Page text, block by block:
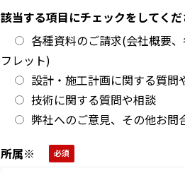
該当する項目にチェックをしてくだ
各種資料のご請求(会社概要
フレット)
設計・施工計画に関する質問
技術に関する質問や相談
弊社へのご意見、その他お問
所属※